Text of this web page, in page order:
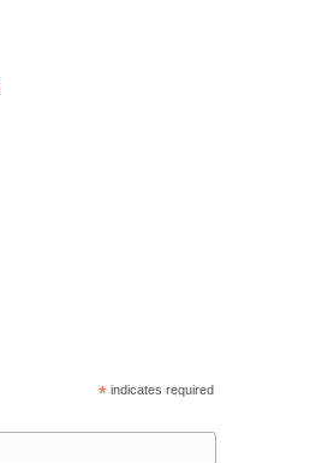
* indicates required